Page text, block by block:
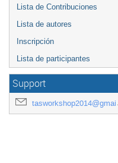
Lista de Contribuciones
Lista de autores
Inscripción
Lista de participantes
Support
tasworkshop2014@gmail.com